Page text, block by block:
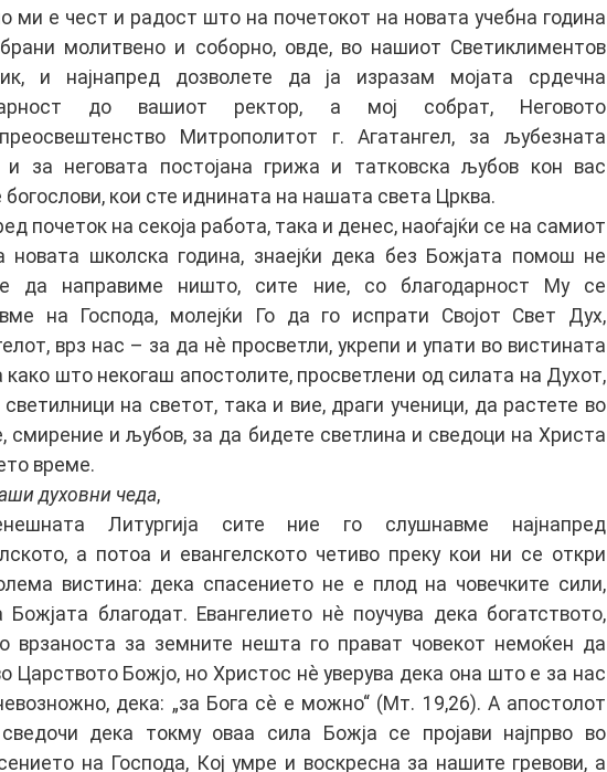
ми е чест и радост што на почетокот на новата учебна година
молитвено и соборно, овде, во нашиот Светиклиментов
и најнапред дозволете да ја изразам мојата срдечна
до вашиот ректор, а мој собрат, Неговото
Митрополитот г. Агатангел, за љубезната
и за неговата постојана грижа и татковска љубов кон вас
кои сте иднината на нашата света Црква.
почеток на секоја работа, така и денес, наоѓајќи се на самиот
новата школска година, знаејќи дека без Божјата помош не
да направиме ништо, сите ние, со благодарност Му се
на Господа, молејќи Го да го испрати Својот Свет Дух,
врз нас – за да нè просветли, укрепи и упати во вистината
како што некогаш апостолите, просветлени од силата на Духот,
на светот, така и вие, драги ученици, да растете во
смирение и љубов, за да бидете светлина и сведоци на Христа
време.
духовни чеда,
Литургија сите ние го слушнавме најнапред
а потоа и евангелското четиво преку кои ни се откри
вистина: дека спасението не е плод на човечките сили,
Божјата благодат. Евангелието нè поучува дека богатството,
врзаноста за земните нешта го прават човекот немоќен да
Царството Божјо, но Христос нè уверува дека она што е за нас
дека: „за Бога сè е можно“ (Мт. 19,26). А апостолот
дека токму оваа сила Божја се пројави најпрво во
на Господа, Кој умре и воскресна за нашите гревови, а